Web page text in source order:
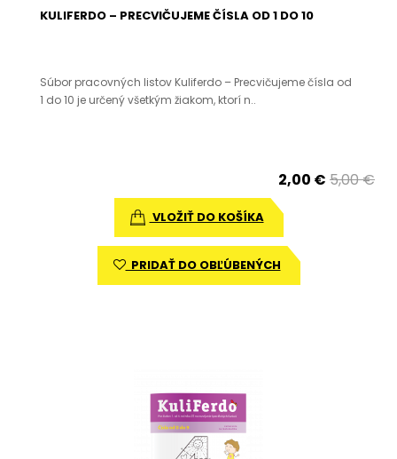
KULIFERDO – PRECVIČUJEME ČÍSLA OD 1 DO 10
Súbor pracovných listov Kuliferdo – Precvičujeme čísla od
1 do 10 je určený všetkým žiakom, ktorí n..
2,00 € 5,00 €
VLOŽIŤ DO KOŠÍKA
PRIDAŤ DO OBĽÚBENÝCH